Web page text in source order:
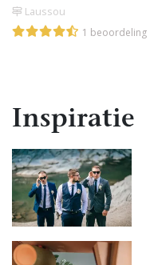
Laussou
1 beoordeling
Inspiratie